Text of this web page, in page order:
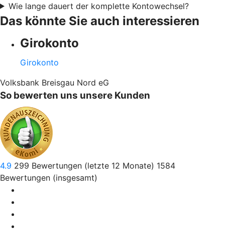
Wie lange dauert der komplette Kontowechsel?
Das könnte Sie auch interessieren
Girokonto
Girokonto
Volksbank Breisgau Nord eG
So bewerten uns unsere Kunden
4.9 299 Bewertungen (letzte 12 Monate) 1584
Bewertungen (insgesamt)